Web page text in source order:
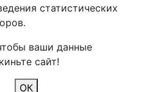
статистических
ваши данные
сайт!
ОК